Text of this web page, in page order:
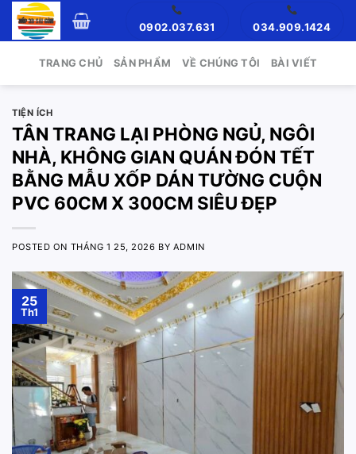
Skip
0902.037.631 034.909.1424
TRANG CHỦ SẢN PHẨM VỀ CHÚNG TÔI BÀI VIẾT
TIỆN ÍCH
TÂN TRANG LẠI PHÒNG NGỦ, NGÔI
NHÀ, KHÔNG GIAN QUÁN ĐÓN TẾT
BẰNG MẪU XỐP DÁN TƯỜNG CUỘN
PVC 60CM X 300CM SIÊU ĐẸP
POSTED ON THÁNG 1 25, 2026 BY ADMIN
25
Th1